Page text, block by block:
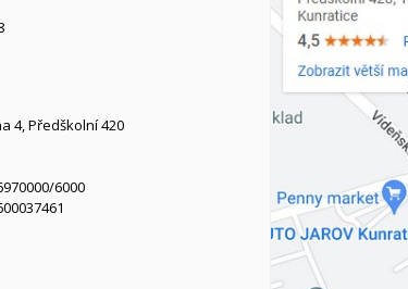
4, Předškolní 420
6000